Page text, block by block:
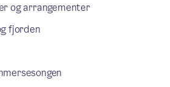
og arrangementer
fjorden